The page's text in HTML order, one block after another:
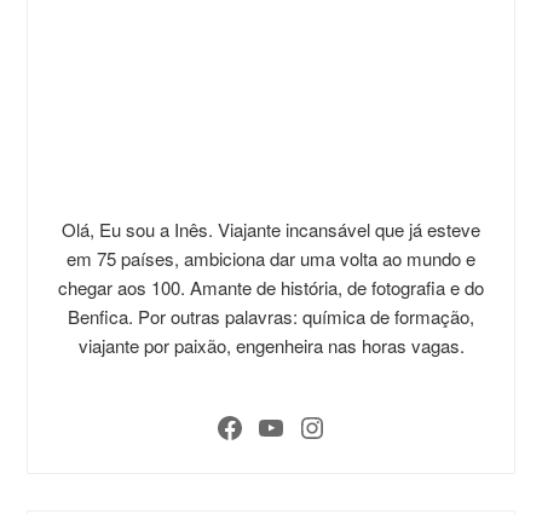
Olá, Eu sou a Inês. Viajante incansável que já esteve
em 75 países, ambiciona dar uma volta ao mundo e
chegar aos 100. Amante de história, de fotografia e do
Benfica. Por outras palavras: química de formação,
viajante por paixão, engenheira nas horas vagas.